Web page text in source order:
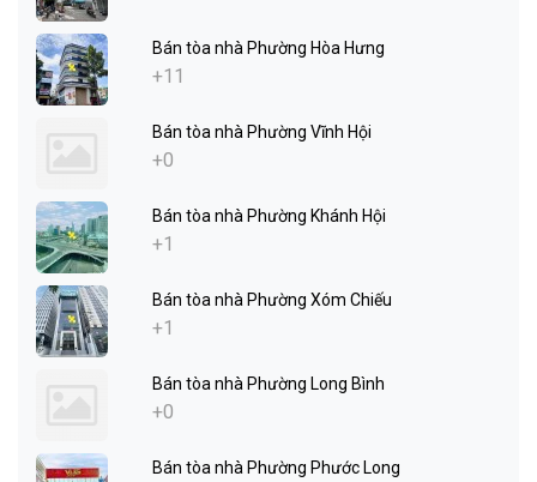
Bán tòa nhà Phường Hòa Hưng
+11
Bán tòa nhà Phường Vĩnh Hội
+0
Bán tòa nhà Phường Khánh Hội
+1
Bán tòa nhà Phường Xóm Chiếu
+1
Bán tòa nhà Phường Long Bình
+0
Bán tòa nhà Phường Phước Long